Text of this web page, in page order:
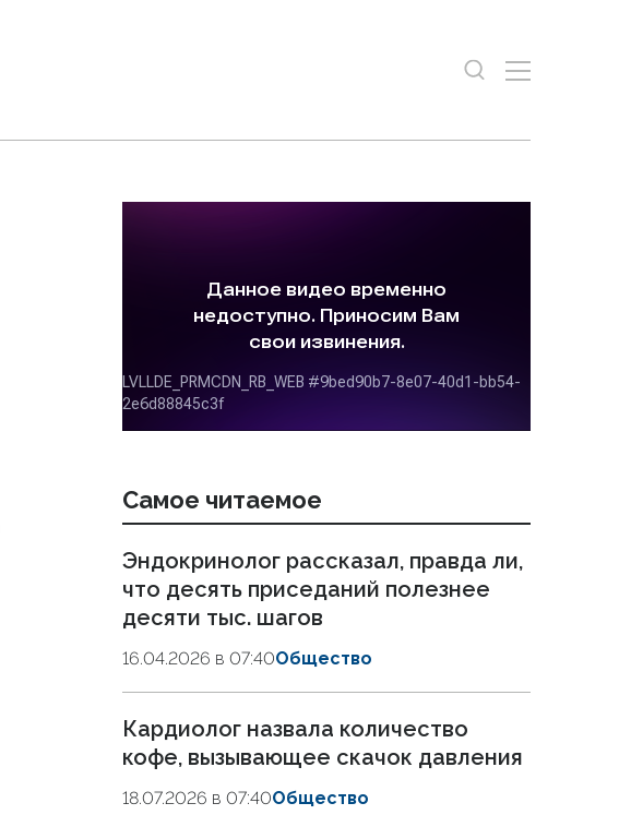
Самое читаемое
Эндокринолог рассказал, правда ли,
что десять приседаний полезнее
десяти тыс. шагов
16.04.2026 в 07:40Общество
Кардиолог назвала количество
кофе, вызывающее скачок давления
18.07.2026 в 07:40Общество